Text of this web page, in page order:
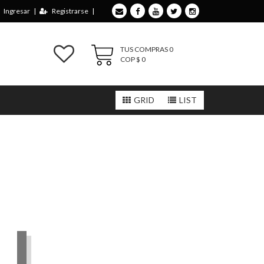
Ingresar | Registrarse |
TUS COMPRAS 0
COP $ 0
GRID LIST